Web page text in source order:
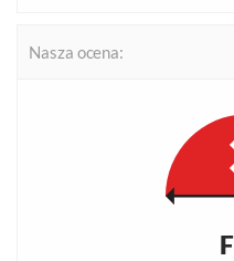
Nasza ocena: